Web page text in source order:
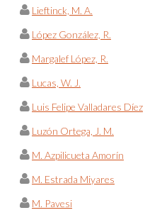
Lieftinck, M. A.
López González, R.
Margalef López, R.
Lucas, W. J.
Luis Felipe Valladares Díez
Luzón Ortega, J. M.
M. Azpilicueta Amorín
M. Estrada Miyares
M. Pavesi